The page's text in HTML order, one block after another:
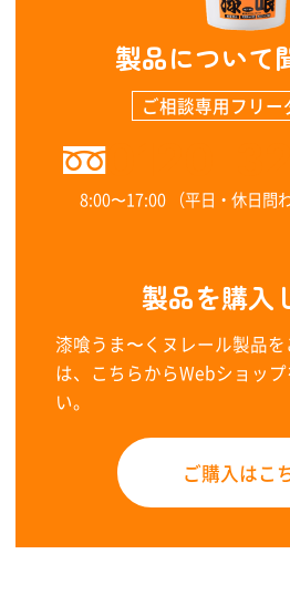
製品について
ご相談専用フリー
0120-
8:00〜17:00 （平日・休日問
製品を購入
漆喰うま〜くヌレール製品
は、こちらからWebショッ
い。
ご購入はこ